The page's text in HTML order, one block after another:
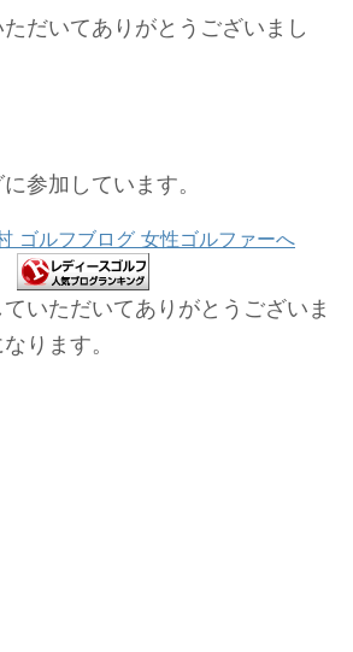
だいてありがとうございまし
参加しています。
いただいてありがとうございま
ります。